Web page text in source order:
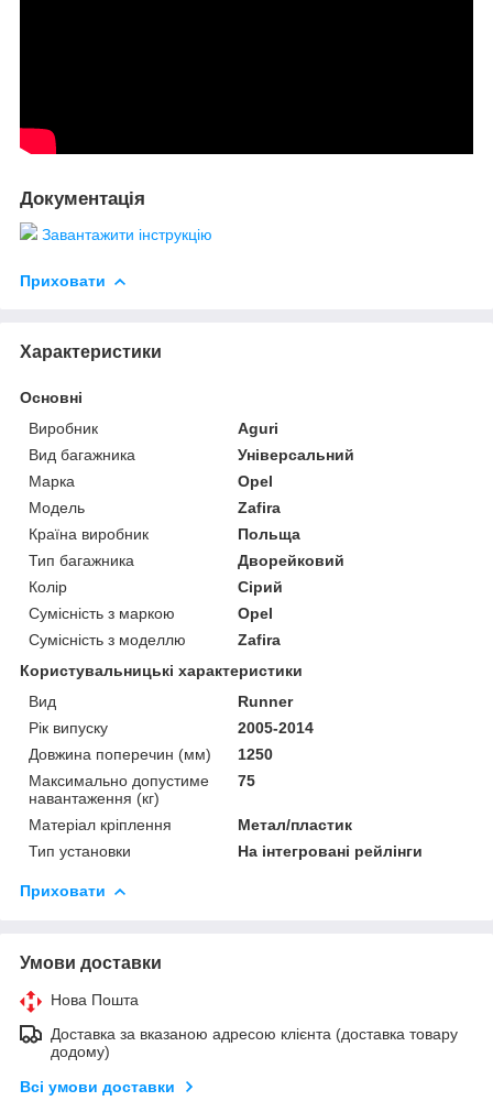
Документація
Завантажити інструкцію
Приховати
Характеристики
Основні
Виробник
Aguri
Вид багажника
Універсальний
Марка
Opel
Модель
Zafira
Країна виробник
Польща
Тип багажника
Дворейковий
Колір
Сірий
Сумісність з маркою
Opel
Сумісність з моделлю
Zafira
Користувальницькі характеристики
Вид
Runner
Рік випуску
2005-2014
Довжина поперечин (мм)
1250
Максимально допустиме
навантаження (кг)
75
Матеріал кріплення
Метал/пластик
Тип установки
На інтегровані рейлінги
Приховати
Умови доставки
Нова Пошта
Доставка за вказаною адресою клієнта (доставка товару
додому)
Всі умови доставки